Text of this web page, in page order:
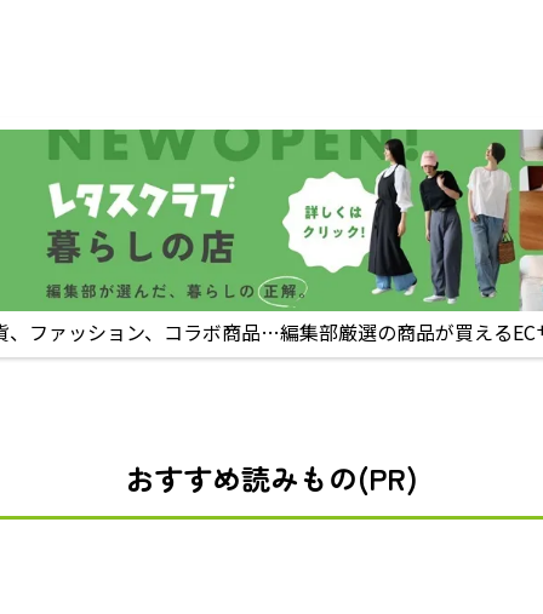
、ファッション、コラボ商品…編集部厳選の商品が買えるEC
おすすめ読みもの(PR)